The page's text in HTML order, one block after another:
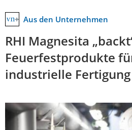
Aus den Unternehmen
RHI Magnesita
Feuerfestprodukte
industrielle Fertigung